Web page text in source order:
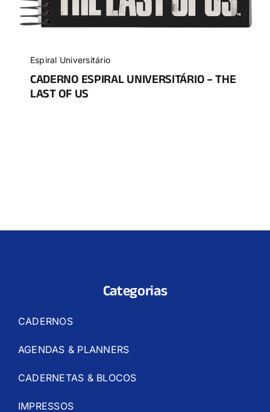
Espiral Universitário
CADERNO ESPIRAL UNIVERSITÁRIO – THE
LAST OF US
Categorias
CADERNOS
AGENDAS & PLANNERS
CADERNETAS & BLOCOS
IMPRESSOS